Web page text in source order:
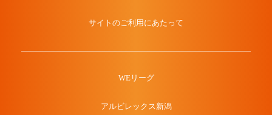
サイトのご利用にあたって
WEリーグ
アルビレックス新潟